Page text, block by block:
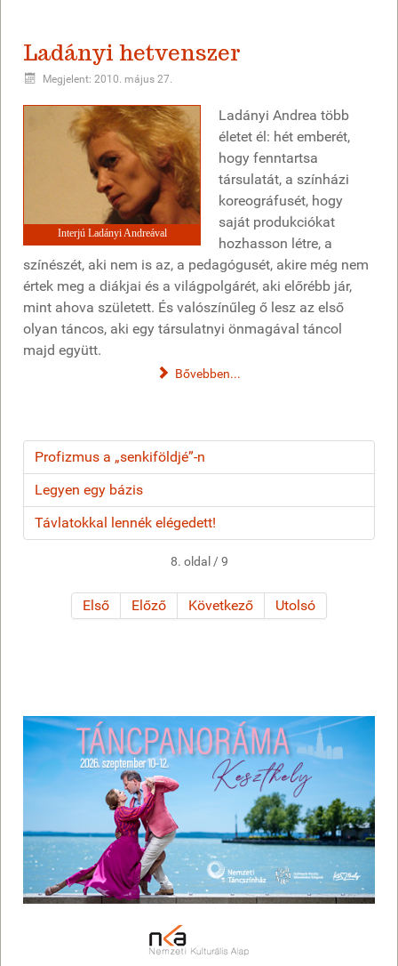
Ladányi hetvenszer
Megjelent: 2010. május 27.
Interjú Ladányi Andreával
Ladányi Andrea több
életet él: hét emberét,
hogy fenntartsa
társulatát, a színházi
koreográfusét, hogy
saját produkciókat
hozhasson létre, a
színészét, aki nem is az, a pedagógusét, akire még nem
értek meg a diákjai és a világpolgárét, aki előrébb jár,
mint ahova született. És valószínűleg ő lesz az első
olyan táncos, aki egy társulatnyi önmagával táncol
majd együtt.
Bővebben...
Profizmus a „senkiföldjé”-n
Legyen egy bázis
Távlatokkal lennék elégedett!
8. oldal / 9
Első Előző Következő Utolsó